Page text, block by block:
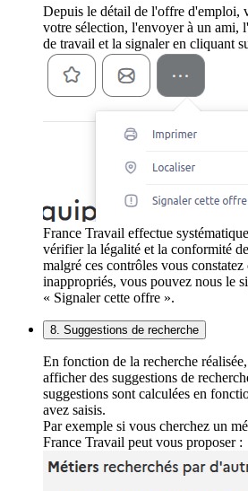
Depuis le détail de l'offre d'emploi,
votre sélection, l'envoyer à un ami,
de travail et la signaler en cliquant
France Travail effectue
vérifier la légalité et la conformité
malgré ces contrôles vous constatez
inappropriés, vous pouvez nous le
« Signaler cette offre ».
8. Suggestions de recherche
En fonction de la recherche
afficher des suggestions de
suggestions sont calculées en
avez saisis.
Par exemple si vous cherchez un
France Travail peut vous proposer :